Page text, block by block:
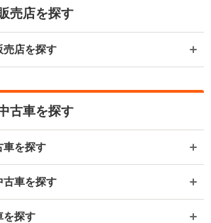
売店を探す
売店を探す
古車を探す
車を探す
古車を探す
を探す